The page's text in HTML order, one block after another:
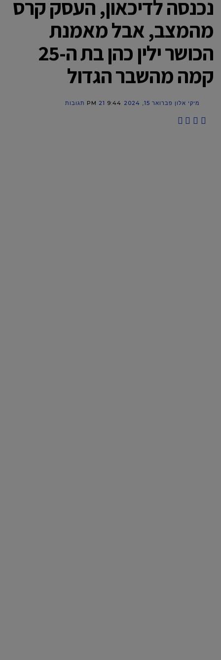
נכנסה לדיכאון, העסק קרס
מהמצב, אבל מאמנת
הכושר ילין כהן בת ה-25
קמה מהשבר הגדול
מיקי אלון פברואר 15, 2024 9:44 PM 21 תגובות